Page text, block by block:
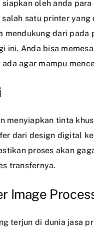
oleh anda para
satu printer
mendukung dari
ini. Anda bisa
agar mampu
menyiapkan tinta
dari design digital
proses akan
transfernya.
Image
terjun di dunia jasa